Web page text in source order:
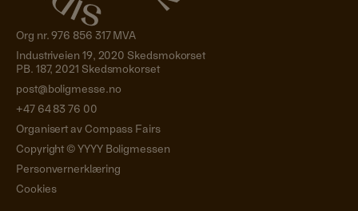
Org nr. 976 856 317 MVA
Industriveien 19, 2020 Skedsmokorset
PB. 187, 2021 Skedsmokorset
post@boligmesse.no
+47 64 83 76 00
Organisert av Compass Fairs
Copyright © YYYY Boligmessen
Personvernerklæring
Cookies